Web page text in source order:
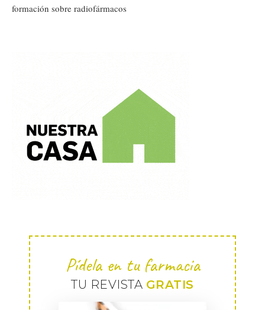
formación sobre radiofármacos
Pídela en tu farmacia
TU REVISTA GRATIS